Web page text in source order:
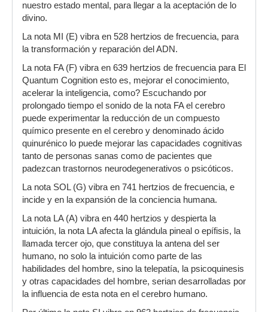
nuestro estado mental, para llegar a la aceptación de lo
divino.
La nota MI (E) vibra en 528 hertzios de frecuencia, para
la transformación y reparación del ADN.
La nota FA (F) vibra en 639 hertzios de frecuencia para El
Quantum Cognition esto es, mejorar el conocimiento,
acelerar la inteligencia, como? Escuchando por
prolongado tiempo el sonido de la nota FA el cerebro
puede experimentar la reducción de un compuesto
químico presente en el cerebro y denominado ácido
quinurénico lo puede mejorar las capacidades cognitivas
tanto de personas sanas como de pacientes que
padezcan trastornos neurodegenerativos o psicóticos.
La nota SOL (G) vibra en 741 hertzios de frecuencia, e
incide y en la expansión de la conciencia humana.
La nota LA (A) vibra en 440 hertzios y despierta la
intuición, la nota LA afecta la glándula pineal o epífisis, la
llamada tercer ojo, que constituya la antena del ser
humano, no solo la intuición como parte de las
habilidades del hombre, sino la telepatía, la psicoquinesis
y otras capacidades del hombre, serian desarrolladas por
la influencia de esta nota en el cerebro humano.